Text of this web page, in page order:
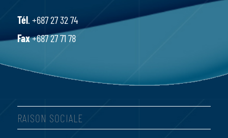
Tél. +687 27 32 74
Fax+687 27 71 78
RAISON SOCIALE